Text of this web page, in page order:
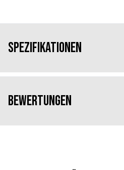
Spezifikationen
Bewertungen